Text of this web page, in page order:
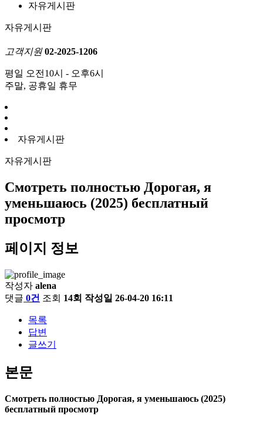
자유게시판
자유게시판
고객지원 02-2025-1206
평일 오전10시 - 오후6시
주말, 공휴일 휴무
자유게시판
자유게시판
Смотреть полностью Дорогая, я
уменьшаюсь (2025) бесплатный
просмотр
페이지 정보
작성자 alena
댓글 0건 조회 14회 작성일 26-04-20 16:11
목록
답변
글쓰기
본문
Смотреть полностью Дорогая, я уменьшаюсь (2025)
бесплатный просмотр